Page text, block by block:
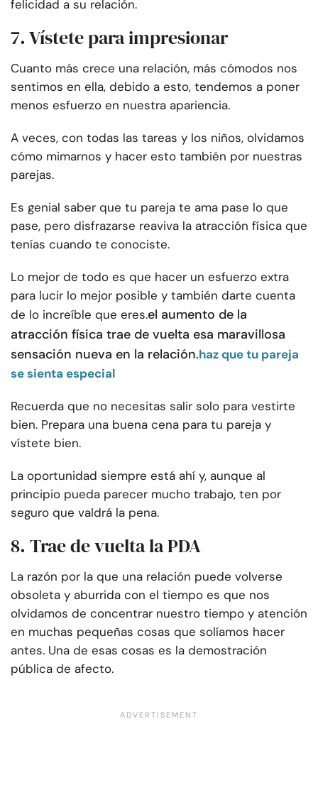
felicidad a su relación.
7. Vístete para impresionar
Cuanto más crece una relación, más cómodos nos
sentimos en ella, debido a esto, tendemos a poner
menos esfuerzo en nuestra apariencia.
A veces, con todas las tareas y los niños, olvidamos
cómo mimarnos y hacer esto también por nuestras
parejas.
Es genial saber que tu pareja te ama pase lo que
pase, pero disfrazarse reaviva la atracción física que
tenías cuando te conociste.
Lo mejor de todo es que hacer un esfuerzo extra
para lucir lo mejor posible y también darte cuenta
de lo increíble que eres.el aumento de la
atracción física trae de vuelta esa maravillosa
sensación nueva en la relación.haz que tu pareja
se sienta especial
Recuerda que no necesitas salir solo para vestirte
bien. Prepara una buena cena para tu pareja y
vístete bien.
La oportunidad siempre está ahí y, aunque al
principio pueda parecer mucho trabajo, ten por
seguro que valdrá la pena.
8. Trae de vuelta la PDA
La razón por la que una relación puede volverse
obsoleta y aburrida con el tiempo es que nos
olvidamos de concentrar nuestro tiempo y atención
en muchas pequeñas cosas que solíamos hacer
antes. Una de esas cosas es la demostración
pública de afecto.